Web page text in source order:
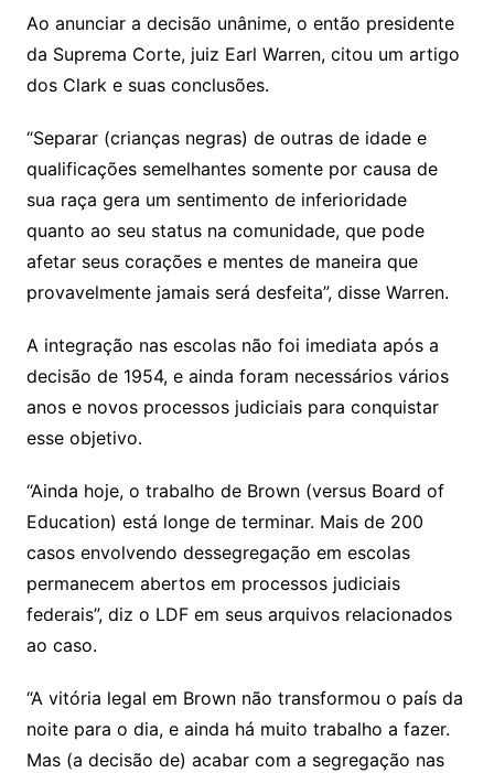
Ao anunciar a decisão unânime, o então presidente
da Suprema Corte, juiz Earl Warren, citou um artigo
dos Clark e suas conclusões.
“Separar (crianças negras) de outras de idade e
qualificações semelhantes somente por causa de
sua raça gera um sentimento de inferioridade
quanto ao seu status na comunidade, que pode
afetar seus corações e mentes de maneira que
provavelmente jamais será desfeita”, disse Warren.
A integração nas escolas não foi imediata após a
decisão de 1954, e ainda foram necessários vários
anos e novos processos judiciais para conquistar
esse objetivo.
“Ainda hoje, o trabalho de Brown (versus Board of
Education) está longe de terminar. Mais de 200
casos envolvendo dessegregação em escolas
permanecem abertos em processos judiciais
federais”, diz o LDF em seus arquivos relacionados
ao caso.
“A vitória legal em Brown não transformou o país da
noite para o dia, e ainda há muito trabalho a fazer.
Mas (a decisão de) acabar com a segregação nas